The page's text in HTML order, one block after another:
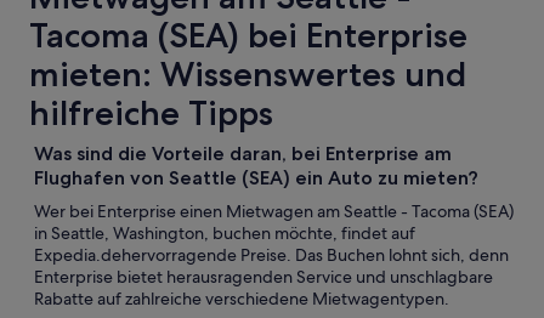
Tacoma (SEA) bei Enterprise
mieten: Wissenswertes und
hilfreiche Tipps
Was sind die Vorteile daran, bei Enterprise am
Flughafen von Seattle (SEA) ein Auto zu mieten?
Wer bei Enterprise einen Mietwagen am Seattle - Tacoma (SEA)
in Seattle, Washington, buchen möchte, findet auf
Expedia.dehervorragende Preise. Das Buchen lohnt sich, denn
Enterprise bietet herausragenden Service und unschlagbare
Rabatte auf zahlreiche verschiedene Mietwagentypen.